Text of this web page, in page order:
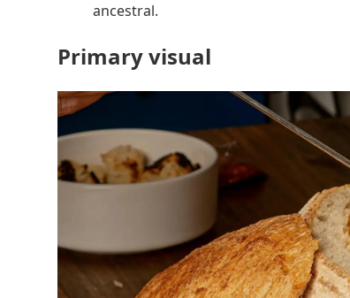
ancestral.
Primary visual